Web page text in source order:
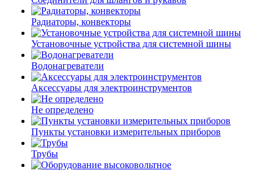
Радиаторы, конвекторы
Установочные устройства для системной шины
Водонагреватели
Аксессуары для электроинструментов
Не определено
Пункты установки измерительных приборов
Трубы